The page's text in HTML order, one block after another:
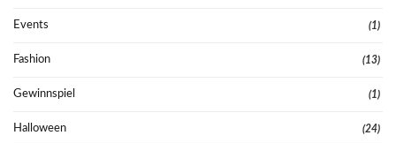
Events (1)
Fashion (13)
Gewinnspiel (1)
Halloween (24)